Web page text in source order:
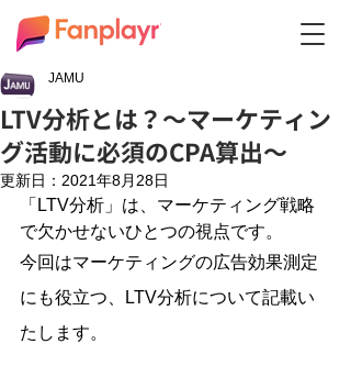
LTV分析とは？～マーケティン
グ活動に必須のCPA算出～
JAMU
更新日： 2021年8月28日
「LTV分析」は、マーケティング戦略
で欠かせないひとつの視点です。
今回はマーケティングの広告効果測定
にも役立つ、LTV分析について記載い
たします。